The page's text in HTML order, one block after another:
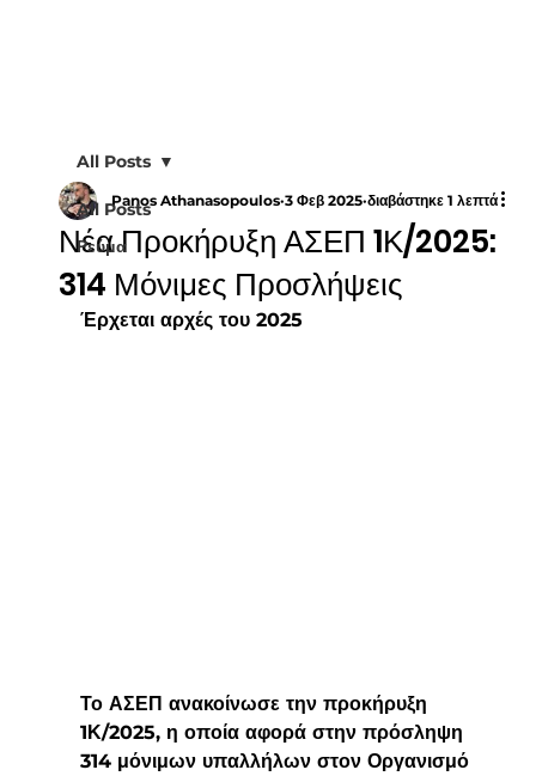
All Posts
Ρεύμα
All Posts
Νέα Προκήρυξη ΑΣΕΠ 1Κ/2025:
314 Μόνιμες Προσλήψεις
Panos Athanasopoulos 3 Φεβ 2025 διαβάστηκε 1 λεπτά
Έρχεται αρχές του 2025
Το ΑΣΕΠ ανακοίνωσε την προκήρυξη
1Κ/2025, η οποία αφορά στην πρόσληψη
314 μόνιμων υπαλλήλων στον Οργανισμό